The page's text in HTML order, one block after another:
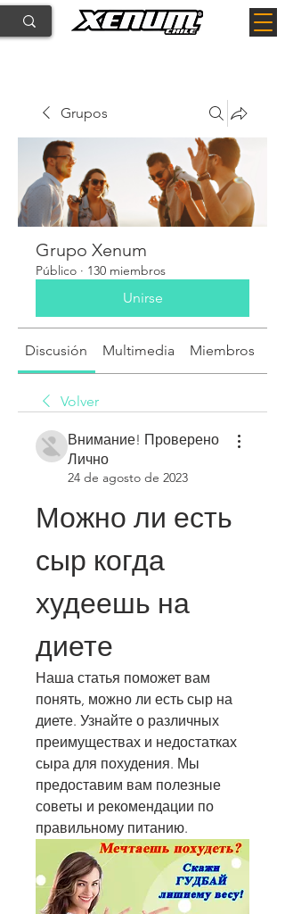
Grupos
Grupo Xenum
Público · 130 miembros
Unirse
Discusión Multimedia Miembros
Volver
Внимание! Проверено
Лично
24 de agosto de 2023
Можно ли есть
сыр когда
худеешь на
диете
Наша статья поможет вам
понять, можно ли есть сыр на
диете. Узнайте о различных
преимуществах и недостатках
сыра для похудения. Мы
предоставим вам полезные
советы и рекомендации по
правильному питанию.